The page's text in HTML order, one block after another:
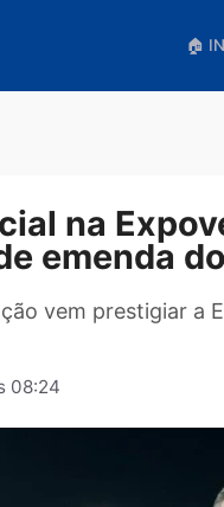
na
de
vem
às 08:24